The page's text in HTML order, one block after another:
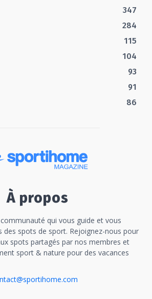
347
284
115
104
93
91
86
À propos
qui vous guide et vous
des spots de sport. Rejoignez-nous pour
spots partagés par nos membres et
sport & nature pour des vacances